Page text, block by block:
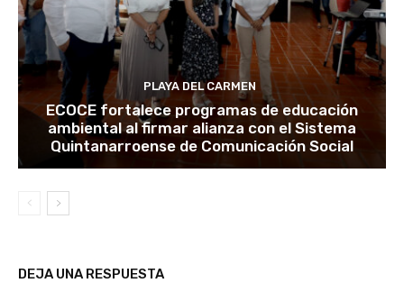
PLAYA DEL CARMEN
ECOCE fortalece programas de educación
ambiental al firmar alianza con el Sistema
Quintanarroense de Comunicación Social
DEJA UNA RESPUESTA